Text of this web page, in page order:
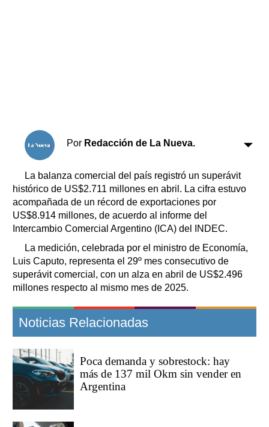
Por Redacción de La Nueva.
La balanza comercial del país registró un superávit
histórico de US$2.711 millones en abril. La cifra estuvo
acompañada de un récord de exportaciones por
US$8.914 millones, de acuerdo al informe del
Intercambio Comercial Argentino (ICA) del INDEC.
La medición, celebrada por el ministro de Economía,
Luis Caputo, representa el 29º mes consecutivo de
superávit comercial, con un alza en abril de US$2.496
millones respecto al mismo mes de 2025.
Noticias Relacionadas
Poca demanda y sobrestock: hay
más de 137 mil Okm sin vender en
Argentina